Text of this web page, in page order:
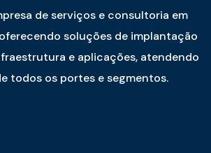
de serviços e consultoria em
soluções de implantação
e aplicações, atendendo
todos os portes e segmentos.